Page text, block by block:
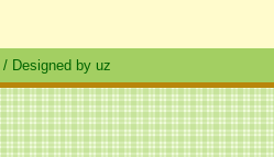
/ Designed by uz